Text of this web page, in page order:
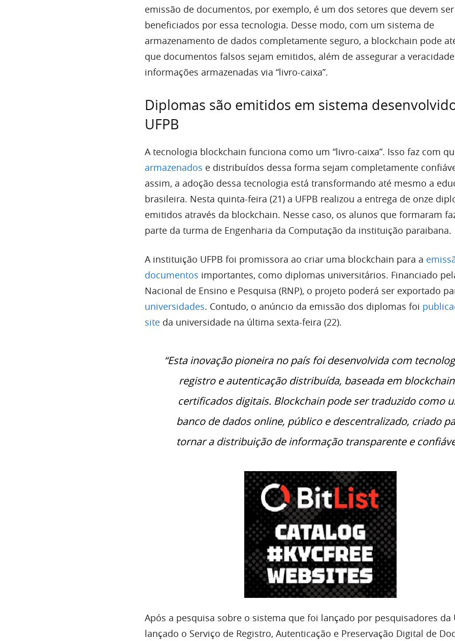
emissão de documentos, por exemplo, é um dos setores que devem ser
beneficiados por essa tecnologia. Desse modo, com um sistema de
armazenamento de dados completamente seguro, a blockchain pode
que documentos falsos sejam emitidos, além de assegurar a
informações armazenadas via “livro-caixa”.
Diplomas são emitidos em sistema
UFPB
A tecnologia blockchain funciona como um “livro-caixa”. Isso faz com
armazenados e distribuídos dessa forma sejam completamente
assim, a adoção dessa tecnologia está transformando até mesmo a
brasileira. Nesta quinta-feira (21) a UFPB realizou a entrega de onze
emitidos através da blockchain. Nesse caso, os alunos que formaram
parte da turma de Engenharia da Computação da instituição paraibana.
A instituição UFPB foi promissora ao criar uma blockchain para a
documentos importantes, como diplomas universitários. Financiado
Nacional de Ensino e Pesquisa (RNP), o projeto poderá ser exportado
universidades. Contudo, o anúncio da emissão dos diplomas foi
site da universidade na última sexta-feira (22).
“Esta inovação pioneira no país foi desenvolvida com
registro e autenticação distribuída, baseada em blockchain
certificados digitais. Blockchainpode ser traduzido como
banco de dados online, público e descentralizado, criado
tornar a distribuição de informação transparente e
Após a pesquisa sobre o sistema que foi lançado por pesquisadores da
lançado o Serviço de Registro, Autenticação e Preservação Digital de